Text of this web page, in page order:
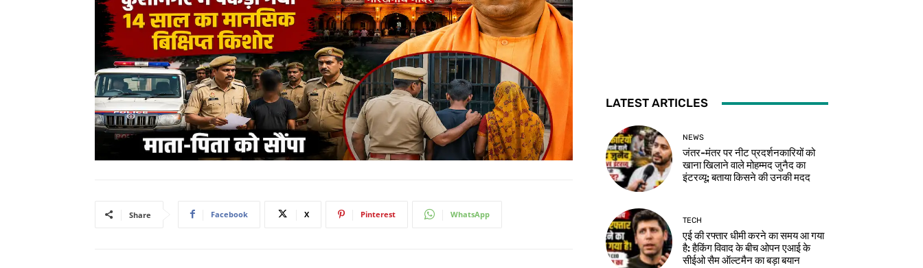
Share Facebook X Pinterest WhatsApp
LATEST ARTICLES
NEWS
जंतर-मंतर पर नीट प्रदर्शनकारियों को
खाना खिलाने वाले मोहम्मद जुनैद का
इंटरव्यू: बताया किसने की उनकी मदद
TECH
एई की रफ्तार धीमी करने का समय आ गया
है: हैकिंग विवाद के बीच ओपन एआई के
सीईओ सैम ऑल्टमैन का बड़ा बयान